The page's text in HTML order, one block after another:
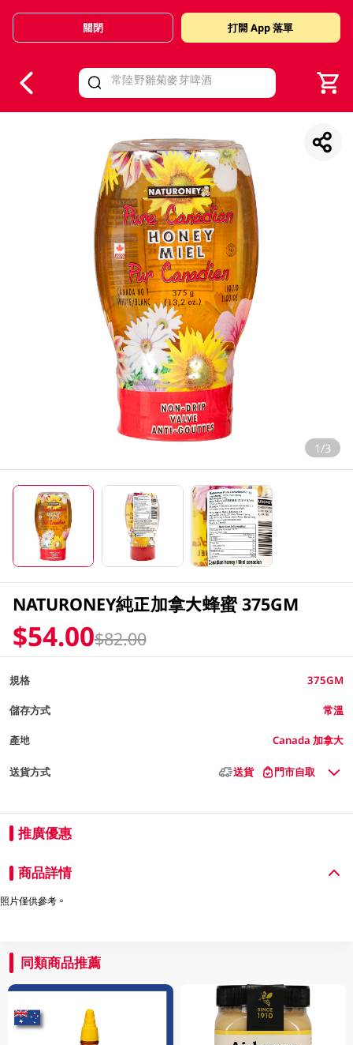
Valid Until 30 June 2026
關閉 打開 App 落單
1/3
NATURONEY純正加拿大蜂蜜 375GM
$54.00$82.00
規格 375GM
儲存方式 常溫
產地 Canada 加拿大
送貨方式 送貨 門市自取
推廣優惠
商品詳情
照片僅供參考。
同類商品推薦